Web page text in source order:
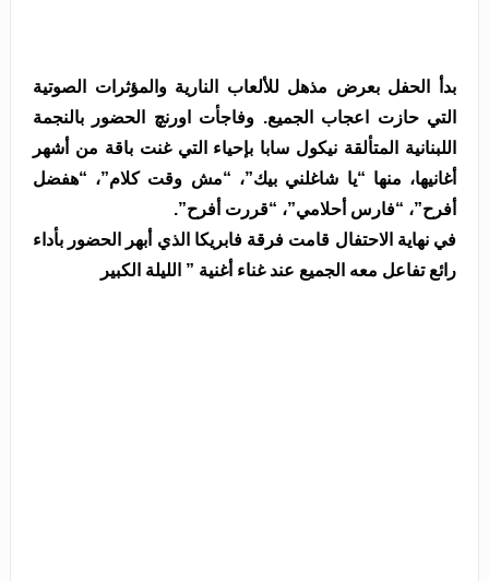
بدأ الحفل بعرض مذهل للألعاب النارية والمؤثرات الصوتية
التي حازت اعجاب الجميع. وفاجأت اورنچ الحضور بالنجمة
اللبنانية المتألقة نيكول سابا بإحياء التي غنت باقة من أشهر
أغانيها، منها “يا شاغلني بيك”، “مش وقت كلام”، “هفضل
أفرح”، “فارس أحلامي”، “قررت أفرح”.
في نهاية الاحتفال قامت فرقة فابريكا الذي أبهر الحضور بأداء
رائع تفاعل معه الجميع عند غناء أغنية ” الليلة الكبير